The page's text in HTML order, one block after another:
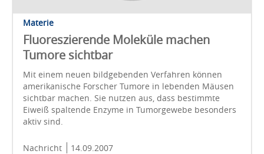
Materie
Fluoreszierende Moleküle machen
Tumore sichtbar
Mit einem neuen bildgebenden Verfahren können
amerikanische Forscher Tumore in lebenden Mäusen
sichtbar machen. Sie nutzen aus, dass bestimmte
Eiweiß spaltende Enzyme in Tumorgewebe besonders
aktiv sind.
Nachricht 14.09.2007